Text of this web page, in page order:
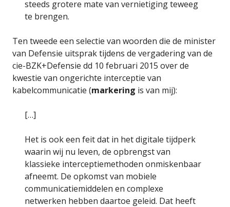
steeds grotere mate van vernietiging teweeg
te brengen.
Ten tweede een selectie van woorden die de minister
van Defensie uitsprak tijdens de vergadering van de
cie-BZK+Defensie dd 10 februari 2015 over de
kwestie van ongerichte interceptie van
kabelcommunicatie (markering is van mij):
[…]
Het is ook een feit dat in het digitale tijdperk
waarin wij nu leven, de opbrengst van
klassieke interceptiemethoden onmiskenbaar
afneemt. De opkomst van mobiele
communicatiemiddelen en complexe
netwerken hebben daartoe geleid. Dat heeft